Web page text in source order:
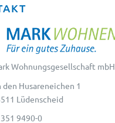
Wohnungsgesellschaft mbH
den Husareneichen 1
Lüdenscheid
9490-0